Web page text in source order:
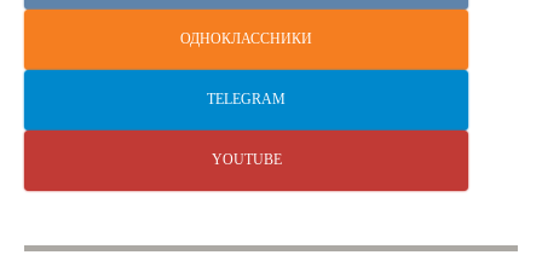
ОДНОКЛАССНИКИ
TELEGRAM
YOUTUBE